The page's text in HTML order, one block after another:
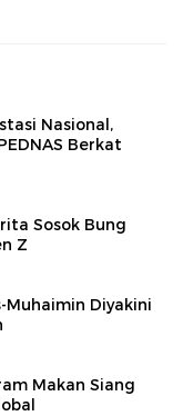
Nasional,
Berkat
Sosok Bung
Z
Diyakini
Makan Siang